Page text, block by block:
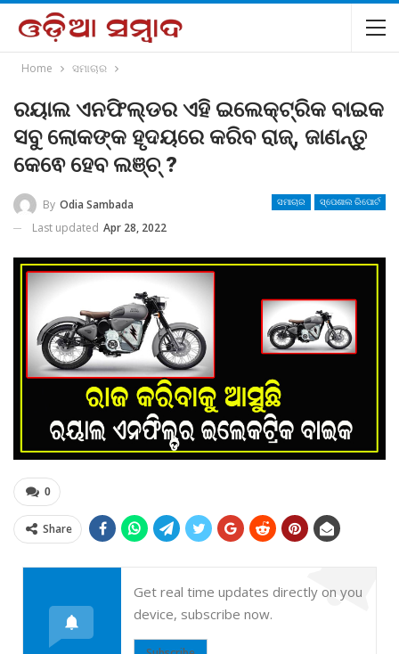
Home ସମାଚାର
ରୟାଲ ଏନଫିଲ୍ଡର ଏହି ଇଲେକ୍ଟ୍ରିକ ବାଇକ
ସବୁ ଲୋକଙ୍କ ହୃଦୟରେ କରିବ ରାଜ୍, ଜାଣନ୍ତୁ
କେଵେ ହେବ ଲଞ୍ଚ୍ ?
ସମାଚାର ସ୍ପେଶାଲ ରିପୋର୍ଟ
By Odia Sambada
Last updated Apr 28, 2022
0
Share
Get real time updates directly on you
device, subscribe now.